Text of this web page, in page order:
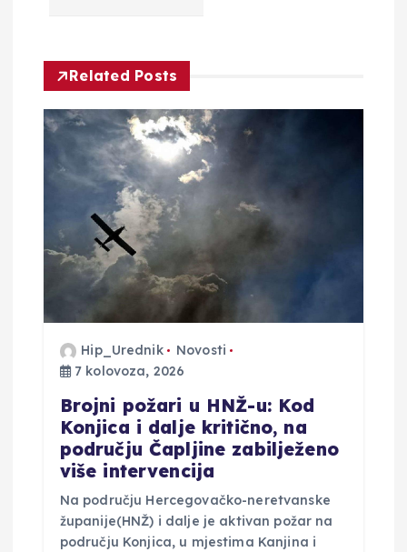
c
o
Related Posts
Hip_Urednik
Novosti
7 kolovoza, 2026
Brojni požari u HNŽ-u: Kod
Konjica i dalje kritično, na
području Čapljine zabilježeno
više intervencija
Na području Hercegovačko-neretvanske
županije(HNŽ) i dalje je aktivan požar na
području Konjica, u mjestima Kanjina i